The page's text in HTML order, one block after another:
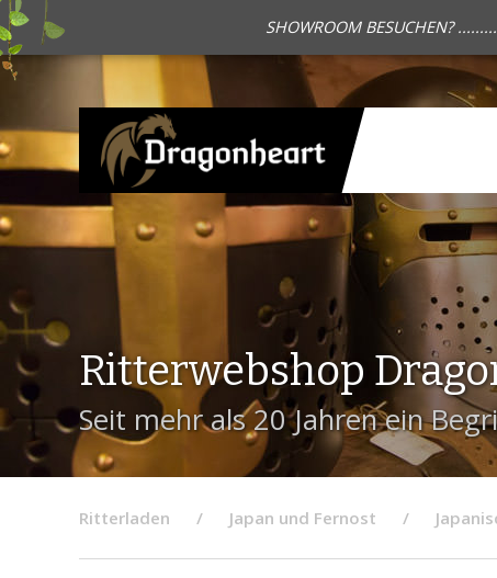
SHOWROOM BESUCHEN?
Ritterwebshop
Seit mehr als 20 Jahren ein
Ritterladen Japan und Fernost